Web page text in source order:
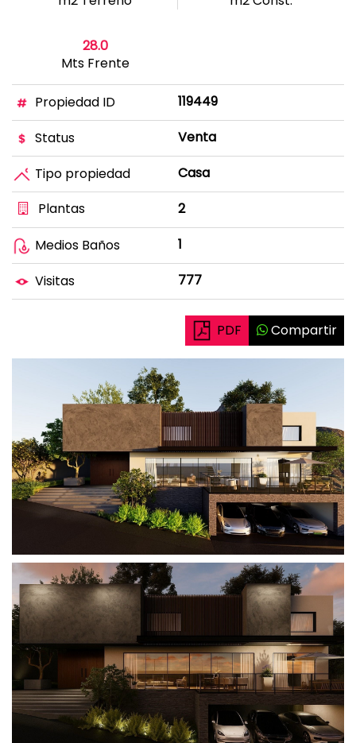
28.0
Mts Frente
Propiedad ID
119449
Status
Venta
Tipo propiedad
Casa
Plantas
2
Medios Baños
1
Visitas
777
Compartir
PDF